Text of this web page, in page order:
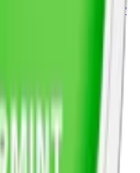
"Så förvarar